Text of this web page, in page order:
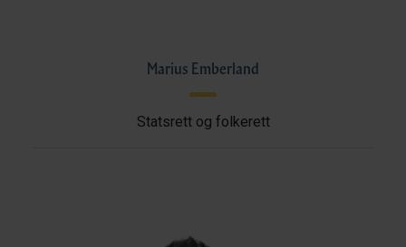
Marius Emberland
Statsrett og folkerett